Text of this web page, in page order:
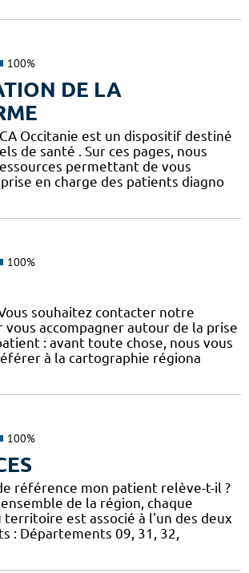
100%
DE LA
Occitanie est un dispositif destiné
de santé . Sur ces pages, nous
permettant de vous
en charge des patients diagno
100%
souhaitez contacter notre
accompagner autour de la prise
: avant toute chose, nous vous
à la cartographie régiona
100%
référence mon patient relève-t-il ?
de la région, chaque
est associé à l'un des deux
: Départements 09, 31, 32,